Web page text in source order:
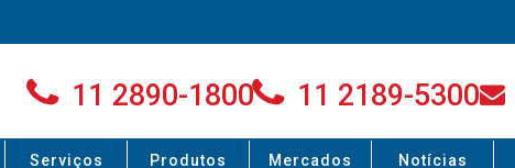
11 2890-1800 11 2189-5300
Serviços Produtos Mercados Notícias